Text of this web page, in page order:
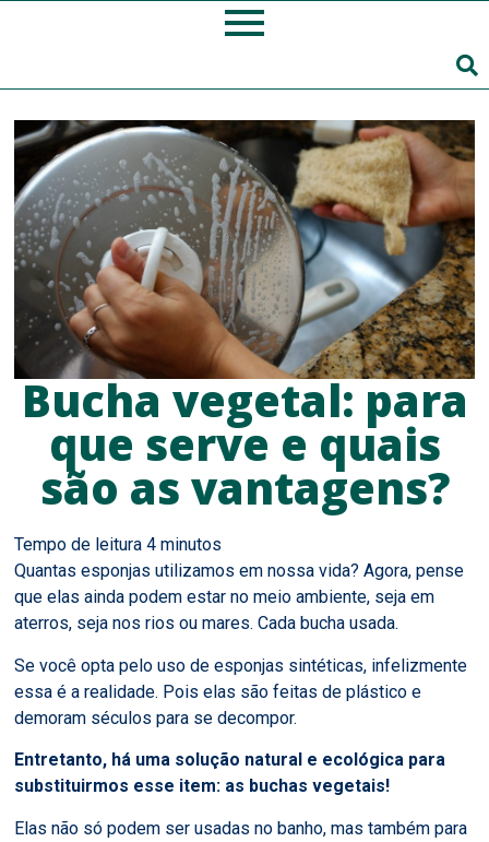
Bucha vegetal: para
que serve e quais
são as vantagens?
Quantas esponjas utilizamos em nossa vida? Agora, pense
que elas ainda podem estar no meio ambiente, seja em
aterros, seja nos rios ou mares. Cada bucha usada.
Se você opta pelo uso de esponjas sintéticas, infelizmente
essa é a realidade. Pois elas são feitas de plástico e
demoram séculos para se decompor.
Entretanto, há uma solução natural e ecológica para
substituirmos esse item: as buchas vegetais!
Elas não só podem ser usadas no banho, mas também para